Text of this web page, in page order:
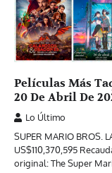
Películas Más
20 De Abril De
Lo Último
SUPER MARIO BROS.
US$110,370,595
original: The Super